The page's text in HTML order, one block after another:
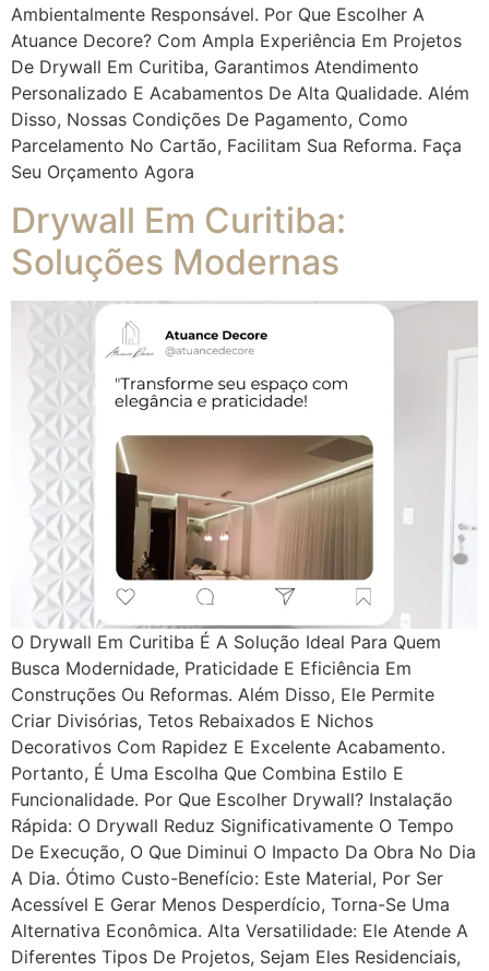
Ambientalmente Responsável. Por Que Escolher A
Atuance Decore? Com Ampla Experiência Em Projetos
De Drywall Em Curitiba, Garantimos Atendimento
Personalizado E Acabamentos De Alta Qualidade. Além
Disso, Nossas Condições De Pagamento, Como
Parcelamento No Cartão, Facilitam Sua Reforma. Faça
Seu Orçamento Agora
Drywall Em Curitiba:
Soluções Modernas
O Drywall Em Curitiba É A Solução Ideal Para Quem
Busca Modernidade, Praticidade E Eficiência Em
Construções Ou Reformas. Além Disso, Ele Permite
Criar Divisórias, Tetos Rebaixados E Nichos
Decorativos Com Rapidez E Excelente Acabamento.
Portanto, É Uma Escolha Que Combina Estilo E
Funcionalidade. Por Que Escolher Drywall? Instalação
Rápida: O Drywall Reduz Significativamente O Tempo
De Execução, O Que Diminui O Impacto Da Obra No Dia
A Dia. Ótimo Custo-Benefício: Este Material, Por Ser
Acessível E Gerar Menos Desperdício, Torna-Se Uma
Alternativa Econômica. Alta Versatilidade: Ele Atende A
Diferentes Tipos De Projetos, Sejam Eles Residenciais,